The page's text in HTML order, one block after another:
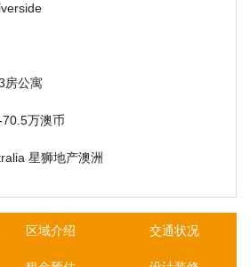
房公寓
万澳币
星狮地产澳洲
区域介绍 交通状况